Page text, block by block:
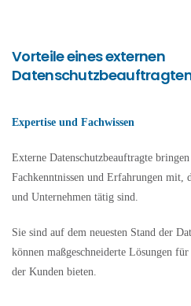
Vorteile eines externen
Expertise und Fachwissen
Externe Datenschutzbeauftragte
Fachkenntnissen und Erfahrungen mit,
und Unternehmen tätig sind.
Sie sind auf dem neuesten Stand der
können maßgeschneiderte Lösungen
der Kunden bieten.